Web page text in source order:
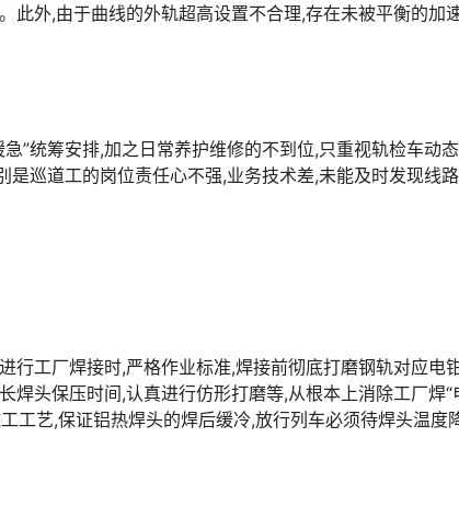
此外,由于曲线的外轨超高设置不合理,存在未被平衡的加
”统筹安排,加之日常养护维修的不到位,只重视轨检车动
巡道工的岗位责任心不强,业务技术差,未能及时发现线
行工厂焊接时,严格作业标准,焊接前彻底打磨钢轨对应电
焊头保压时间,认真进行仿形打磨等,从根本上消除工厂焊“
工艺,保证铝热焊头的焊后缓冷,放行列车必须待焊头温度